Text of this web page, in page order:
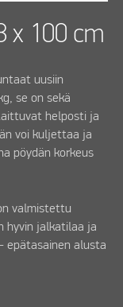
x 100 cm
uusiin
se on sekä
helposti ja
voi kuljettaa ja
pöydän korkeus
valmistettu
hyvin jalkatilaa ja
epätasainen alusta